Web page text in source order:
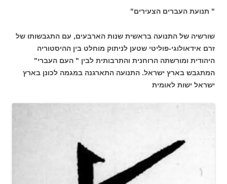
" תנועת העברים הצעירים"
שורשיה של התנועה בראשית שנות הארבעים, עם התגבשותו של
זרם אידאולוגי-פוליטי שטען לניתוק מוחלט בין ההיסטוריה
היהודית ומורשתה הרוחנית והתרבותית לבין " העם העברי"
המתגבש בארץ ישראל. התנועה התארגנה במגמה לכונן בארץ
ישראל ישות לאומית